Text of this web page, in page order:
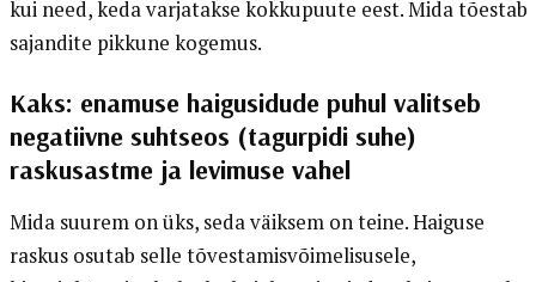
kui need, keda varjatakse kokkupuute eest. Mida tõestab
sajandite pikkune kogemus.
Kaks: enamuse haigusidude puhul valitseb
negatiivne suhtseos (tagurpidi suhe)
raskusastme ja levimuse vahel
Mida suurem on üks, seda väiksem on teine. Haiguse
raskus osutab selle tõvestamisvõimelisusele,